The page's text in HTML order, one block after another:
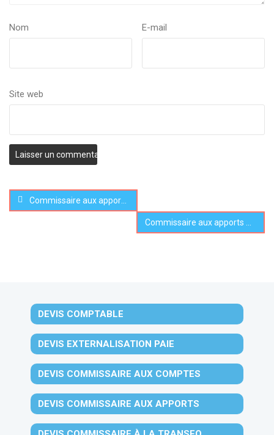
Nom E-mail
Site web
Commissaire aux apports est-il obligatoire ? Dans quels cas ?
DEVIS COMPTABLE
DEVIS EXTERNALISATION PAIE
DEVIS COMMISSAIRE AUX COMPTES
DEVIS COMMISSAIRE AUX APPORTS